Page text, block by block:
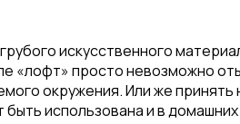
искусственного
«лофт» просто невозможно
окружения. Или же принять
использована и в